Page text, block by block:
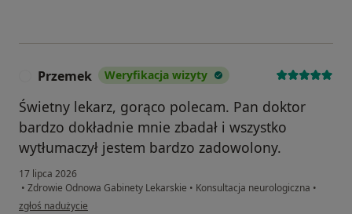
Przemek Weryfikacja wizyty
Świetny lekarz, gorąco polecam. Pan doktor
bardzo dokładnie mnie zbadał i wszystko
wytłumaczył jestem bardzo zadowolony.
17 lipca 2026
• Zdrowie Odnowa Gabinety Lekarskie • Konsultacja neurologiczna •
w opinii użytkownika Przemek
zgłoś nadużycie